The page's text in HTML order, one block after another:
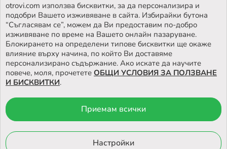
НАМЕРЕТЕ НАШИЯТ МАГАЗИН
© 2026 Otrovi.com. Всички права запазени ™ |Карта на сайта
Онлайн магазин
otrovi.com използва бисквитки, за да персонализира и
подобри Вашето изживяване в сайта. Избирайки бутона
“Съгласявам се”, можем да Ви предоставим по-добро
изживяване по време на Вашето онлайн пазаруване.
Блокирането на определени типове бисквитки ще окаже
влияние върху начина, по който Ви доставяме
персонализирано съдържание. Ако искате да научите
повече, моля, прочетете ОБЩИ УСЛОВИЯ ЗА ПОЛЗВАНЕ
И БИСКВИТКИ.
Приемам всички
Настройки